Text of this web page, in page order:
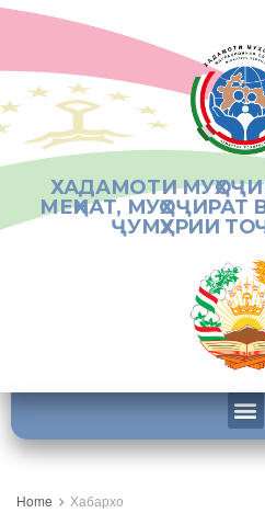
ХАДАМОТИ
МЕҲНАТ, МУҲОҶИРАТ
ҶУМҲУРИИ
Home Хабархо